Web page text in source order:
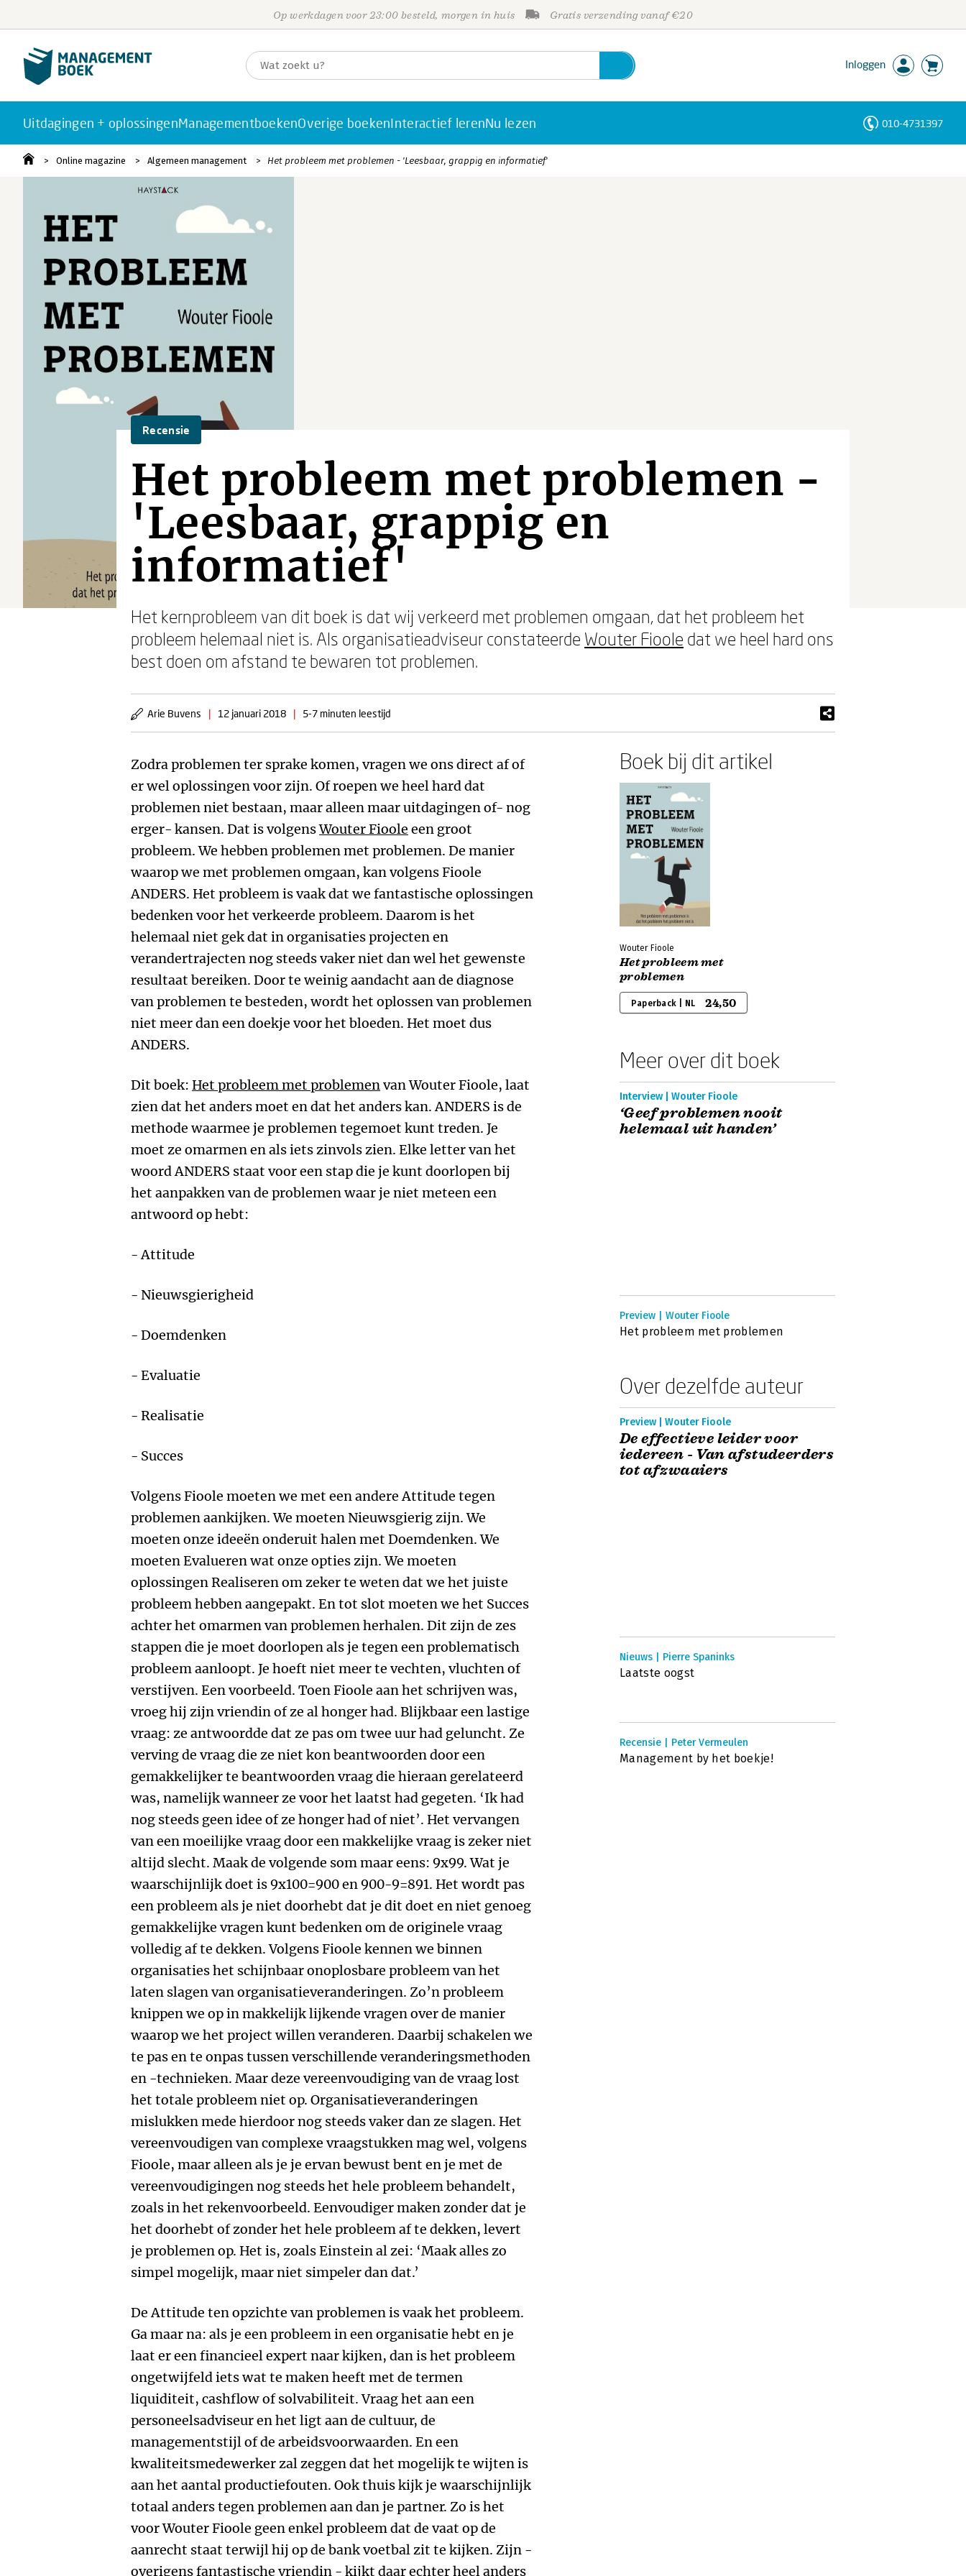
Op werkdagen voor 23:00 besteld, morgen in huis Gratis verzending vanaf €20
Inloggen
Uitdagingen + oplossingenManagementboekenOverige boekenInteractief lerenNu lezen 010-4731397
Online magazine Algemeen management Het probleem met problemen - 'Leesbaar, grappig en informatief'
Recensie
Het probleem met problemen -
'Leesbaar, grappig en
informatief'
Het kernprobleem van dit boek is dat wij verkeerd met problemen omgaan, dat het probleem het
probleem helemaal niet is. Als organisatieadviseur constateerde Wouter Fioole dat we heel hard ons
best doen om afstand te bewaren tot problemen.
Arie Buvens | 12 januari 2018 | 5-7 minuten leestijd
Zodra problemen ter sprake komen, vragen we ons direct af of
er wel oplossingen voor zijn. Of roepen we heel hard dat
problemen niet bestaan, maar alleen maar uitdagingen of- nog
erger- kansen. Dat is volgensWouter Fioole een groot
probleem. We hebben problemen met problemen. De manier
waarop we met problemen omgaan, kan volgens Fioole
ANDERS. Het probleem is vaak dat we fantastische oplossingen
bedenken voor het verkeerde probleem. Daarom is het
helemaal niet gek dat in organisaties projecten en
verandertrajecten nog steeds vaker niet dan wel het gewenste
resultaat bereiken. Door te weinig aandacht aan de diagnose
van problemen te besteden, wordt het oplossen van problemen
niet meer dan een doekje voor het bloeden. Het moet dus
ANDERS.
Dit boek: Het probleem met problemenvan Wouter Fioole, laat
zien dat het anders moet en dat het anders kan. ANDERS is de
methode waarmee je problemen tegemoet kunt treden. Je
moet ze omarmen en als iets zinvols zien. Elke letter van het
woord ANDERS staat voor een stap die je kunt doorlopen bij
het aanpakken van de problemen waar je niet meteen een
antwoord op hebt:
- Attitude
- Nieuwsgierigheid
- Doemdenken
- Evaluatie
- Realisatie
- Succes
Volgens Fioole moeten we met een andere Attitude tegen
problemen aankijken. We moeten Nieuwsgierig zijn. We
moeten onze ideeën onderuit halen met Doemdenken. We
moeten Evalueren wat onze opties zijn. We moeten
oplossingen Realiseren om zeker te weten dat we het juiste
probleem hebben aangepakt. En tot slot moeten we het Succes
achter het omarmen van problemen herhalen. Dit zijn de zes
stappen die je moet doorlopen als je tegen een problematisch
probleem aanloopt. Je hoeft niet meer te vechten, vluchten of
verstijven. Een voorbeeld. Toen Fioole aan het schrijven was,
vroeg hij zijn vriendin of ze al honger had. Blijkbaar een lastige
vraag: ze antwoordde dat ze pas om twee uur had geluncht. Ze
verving de vraag die ze niet kon beantwoorden door een
gemakkelijker te beantwoorden vraag die hieraan gerelateerd
was, namelijk wanneer ze voor het laatst had gegeten. ‘Ik had
nog steeds geen idee of ze honger had of niet’. Het vervangen
van een moeilijke vraag door een makkelijke vraag is zeker niet
altijd slecht. Maak de volgende som maar eens: 9x99. Wat je
waarschijnlijk doet is 9x100=900 en 900-9=891. Het wordt pas
een probleem als je niet doorhebt dat je dit doet en niet genoeg
gemakkelijke vragen kunt bedenken om de originele vraag
volledig af te dekken. Volgens Fioole kennen we binnen
organisaties het schijnbaar onoplosbare probleem van het
laten slagen van organisatieveranderingen. Zo’n probleem
knippen we op in makkelijk lijkende vragen over de manier
waarop we het project willen veranderen. Daarbij schakelen we
te pas en te onpas tussen verschillende veranderingsmethoden
en -technieken. Maar deze vereenvoudiging van de vraag lost
het totale probleem niet op. Organisatieveranderingen
mislukken mede hierdoor nog steeds vaker dan ze slagen. Het
vereenvoudigen van complexe vraagstukken mag wel, volgens
Fioole, maar alleen als je je ervan bewust bent en je met de
vereenvoudigingen nog steeds het hele probleem behandelt,
zoals in het rekenvoorbeeld. Eenvoudiger maken zonder dat je
het doorhebt of zonder het hele probleem af te dekken, levert
je problemen op. Het is, zoals Einstein al zei: ‘Maak alles zo
simpel mogelijk, maar niet simpeler dan dat.’
De Attitude ten opzichte van problemen is vaak het probleem.
Ga maar na: als je een probleem in een organisatie hebt en je
laat er een financieel expert naar kijken, dan is het probleem
ongetwijfeld iets wat te maken heeft met de termen
liquiditeit, cashflow of solvabiliteit. Vraag het aan een
personeelsadviseur en het ligt aan de cultuur, de
managementstijl of de arbeidsvoorwaarden. En een
kwaliteitsmedewerker zal zeggen dat het mogelijk te wijten is
aan het aantal productiefouten. Ook thuis kijk je waarschijnlijk
totaal anders tegen problemen aan dan je partner. Zo is het
voor Wouter Fioole geen enkel probleem dat de vaat op de
aanrecht staat terwijl hij op de bank voetbal zit te kijken. Zijn -
overigens fantastische vriendin - kijkt daar echter heel anders
Boek bij dit artikel
Wouter Fioole
Het probleem met
problemen
Paperback | NL 24,50
Meer over dit boek
Interview | Wouter Fioole
‘Geef problemen nooit
helemaal uit handen’
Preview | Wouter Fioole
Het probleem met problemen
Over dezelfde auteur
Preview | Wouter Fioole
De effectieve leider voor
iedereen - Van afstudeerders
tot afzwaaiers
Nieuws | Pierre Spaninks
Laatste oogst
Recensie | Peter Vermeulen
Management by het boekje!
Personen